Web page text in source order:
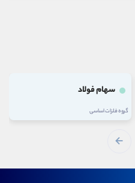
سهام فولاد
گروه فلزات اساسی